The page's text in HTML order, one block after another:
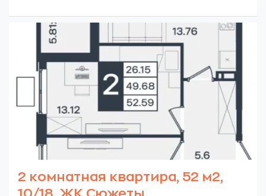
2 комнатная квартира, 52 м2,